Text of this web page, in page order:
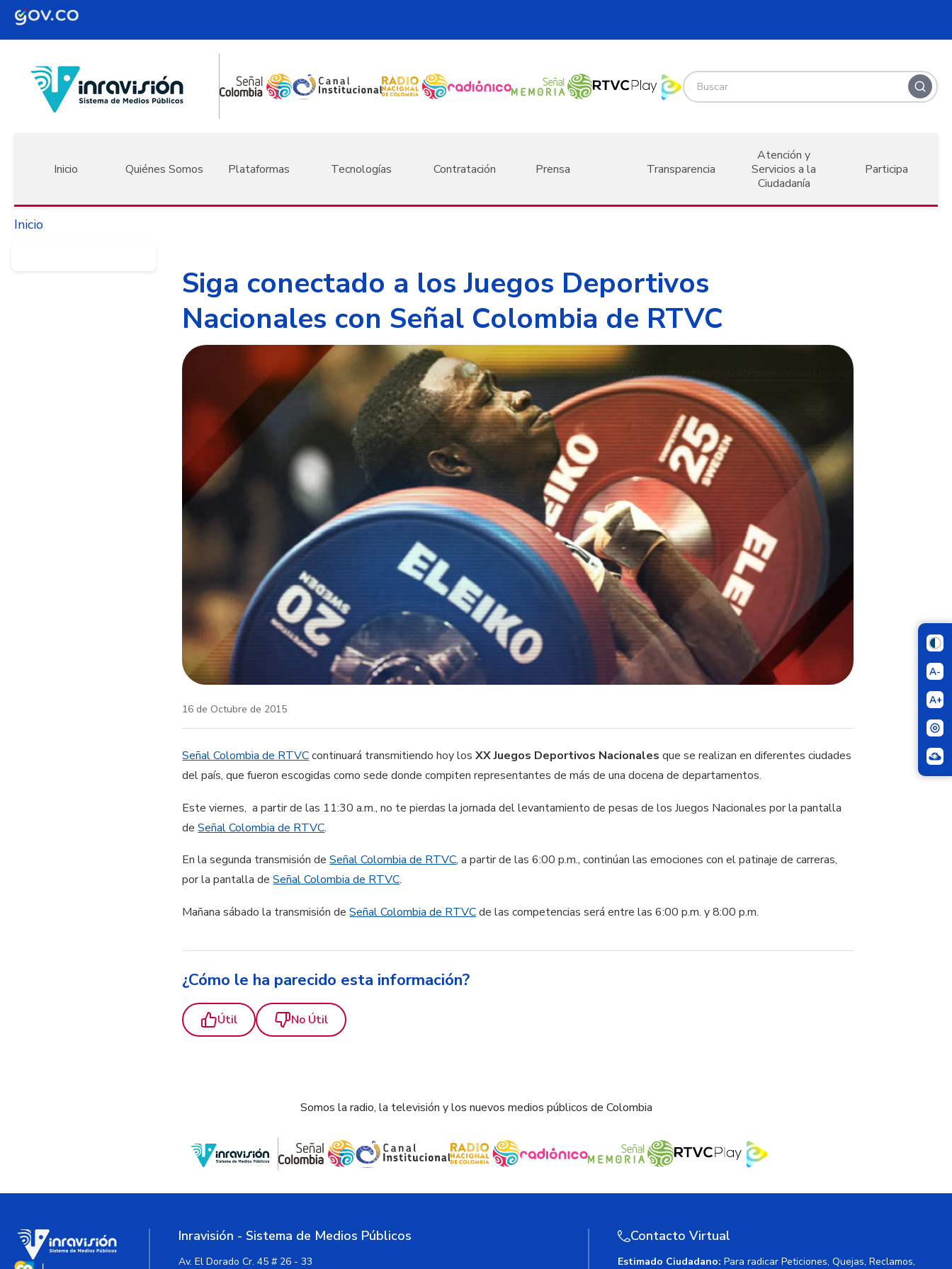
Pasar al contenido principal
Inicio Quiénes Somos Plataformas Tecnologías Contratación Prensa Transparencia
Atención y
Servicios a la
Ciudadanía
Participa
A-
A+
Inicio
Siga conectado a los Juegos Deportivos
Nacionales con Señal Colombia de RTVC
16 de Octubre de 2015
Señal Colombia de RTVCcontinuará transmitiendo hoy losXX Juegos Deportivos Nacionales que se realizan en diferentes ciudades
del país, que fueron escogidas como sede donde compiten representantes de más de una docena de departamentos.
Este viernes, a partir de las 11:30 a.m., no te pierdas la jornada del levantamiento de pesas de los Juegos Nacionales por la pantalla
deSeñal Colombia de RTVC.
En la segunda transmisión deSeñal Colombia de RTVC, a partir de las 6:00 p.m., continúan las emociones con el patinaje de carreras,
por la pantalla deSeñal Colombia de RTVC.
Mañana sábado la transmisión deSeñal Colombia de RTVCde las competencias será entre las 6:00 p.m. y 8:00 p.m.
¿Cómo le ha parecido esta información?
Útil No Útil
Somos la radio, la televisión y los nuevos medios públicos de Colombia
Inravisión - Sistema de Medios Públicos
Av. El Dorado Cr. 45 # 26 - 33
Contacto Virtual
Estimado Ciudadano: Para radicar Peticiones, Quejas, Reclamos,